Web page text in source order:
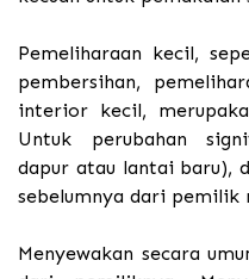
Pemeliharaan kecil,
pembersihan,
interior kecil,
Untuk perubahan
dapur atau lantai baru),
sebelumnya dari pemilik
Menyewakan secara